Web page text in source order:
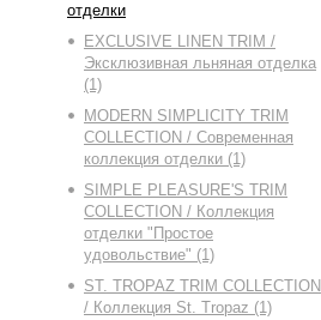
отделки
EXCLUSIVE LINEN TRIM /
Эксклюзивная льняная отделка
(1)
MODERN SIMPLICITY TRIM
COLLECTION / Современная
коллекция отделки (1)
SIMPLE PLEASURE'S TRIM
COLLECTION / Коллекция
отделки "Простое
удовольствие" (1)
ST. TROPAZ TRIM COLLECTION
/ Коллекция St. Tropaz (1)